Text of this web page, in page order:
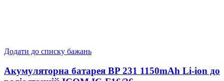
Додати до списку бажань
Акумуляторна батарея BP 231 1150mAh Li-ion до